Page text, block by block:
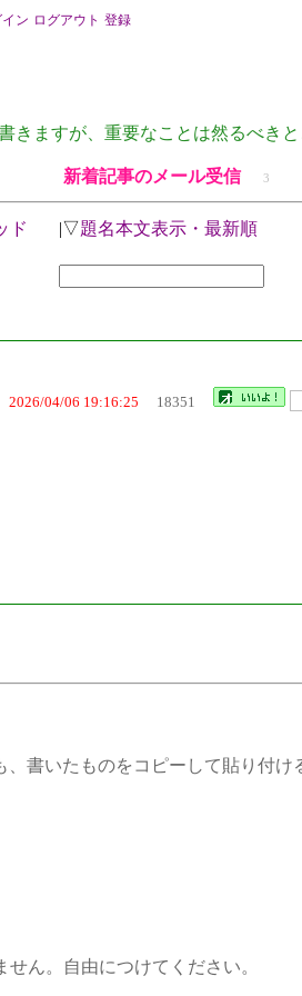
イン ログアウト 登録
ますが、重要なことは然るべきと
新着記事のメール受信 3
ド
|▽題名本文表示・最新順
2026/04/06 19:16:25 18351
たものをコピーして貼り付ける
ん。自由につけてください。